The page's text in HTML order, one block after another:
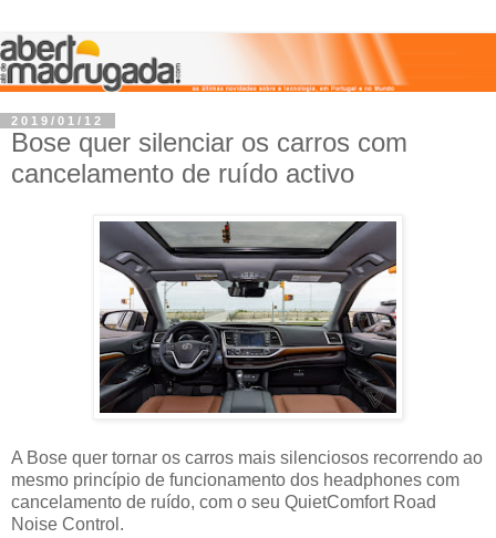
2019/01/12
Bose quer silenciar os carros com
cancelamento de ruído activo
A Bose quer tornar os carros mais silenciosos recorrendo ao
mesmo princípio de funcionamento dos headphones com
cancelamento de ruído, com o seu QuietComfort Road
Noise Control.